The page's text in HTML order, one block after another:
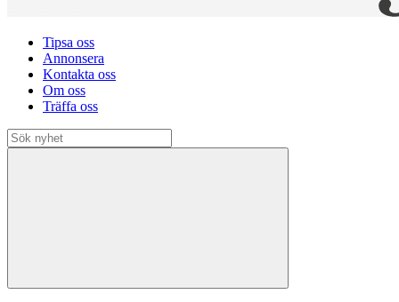
Tipsa oss
Annonsera
Kontakta oss
Om oss
Träffa oss